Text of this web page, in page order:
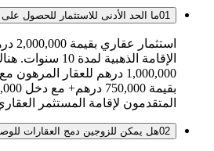
01ما الحد الأدنى للاستثمار للحصول على
الإقامة الذهبية
المتقدمون لإقامة المستثمر
02هل يمكن للزوجين دمج العقارات للوصول إلى 2